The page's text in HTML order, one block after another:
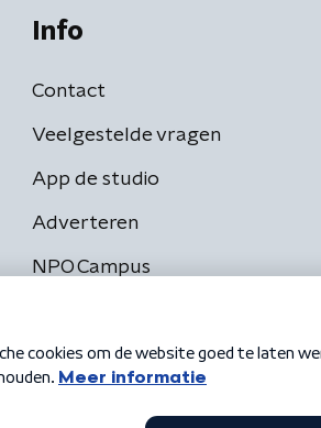
Info
Contact
Veelgestelde vragen
App de studio
Adverteren
NPO Campus